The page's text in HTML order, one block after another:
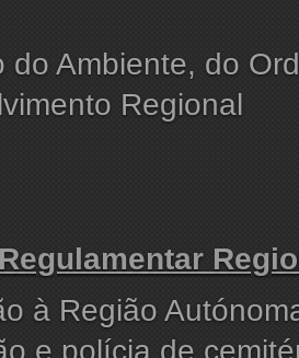
do Ambiente, do
Regional
à Região
e polícia de